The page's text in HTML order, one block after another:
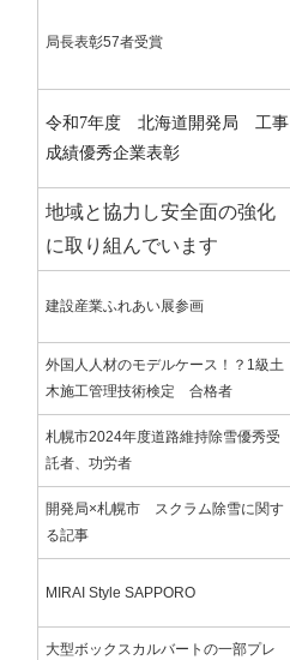
局長表彰57者受賞
令和7年度 北海道開発局 工事
成績優秀企業表彰
地域と協力し安全面の強化
に取り組んでいます
建設産業ふれあい展参画
外国人人材のモデルケース！？1級土
木施工管理技術検定 合格者
札幌市2024年度道路維持除雪優秀受
託者、功労者
開発局×札幌市 スクラム除雪に関す
る記事
MIRAI Style SAPPORO
大型ボックスカルバートの一部プレ